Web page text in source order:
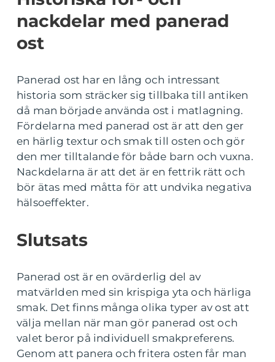
nackdelar med panerad
ost
Panerad ost har en lång och intressant
historia som sträcker sig tillbaka till antiken
då man började använda ost i matlagning.
Fördelarna med panerad ost är att den ger
en härlig textur och smak till osten och gör
den mer tilltalande för både barn och vuxna.
Nackdelarna är att det är en fettrik rätt och
bör ätas med måtta för att undvika negativa
hälsoeffekter.
Slutsats
Panerad ost är en ovärderlig del av
matvärlden med sin krispiga yta och härliga
smak. Det finns många olika typer av ost att
välja mellan när man gör panerad ost och
valet beror på individuell smakpreferens.
Genom att panera och fritera osten får man